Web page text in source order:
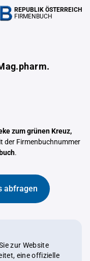
REPUBLIK ÖSTERREICH
FIRMENBUCH
zum grünen Kreuz,
der Firmenbuchnummer
.
abfragen
zur Website